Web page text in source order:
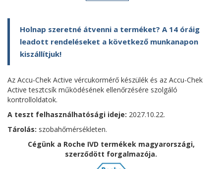
Holnap szeretné átvenni a terméket? A 14 óráig
leadott rendeléseket a következő munkanapon
kiszállítjuk!
Az Accu-Chek Active vércukormérő készülék és az Accu-Chek
Active tesztcsík működésének ellenőrzésére szolgáló
kontrolloldatok.
A teszt felhasználhatósági ideje: 2027.10.22.
Tárolás: szobahőmérsékleten.
Cégünk a Roche IVD termékek magyarországi,
szerződött forgalmazója.